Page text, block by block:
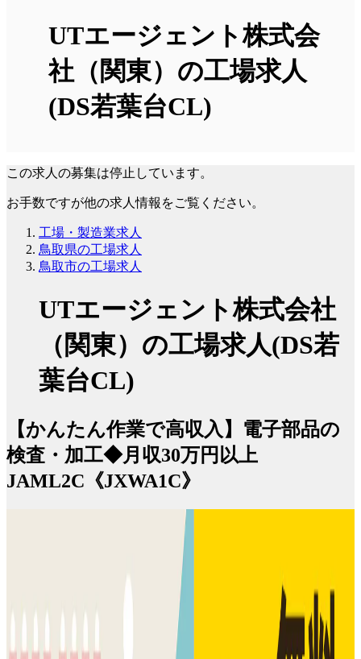
UTエージェント株式会
社（関東）の工場求人
(DS若葉台CL)
この求人の募集は停止しています。
お手数ですが他の求人情報をご覧ください。
工場・製造業求人
鳥取県の工場求人
鳥取市の工場求人
UTエージェント株式会社
（関東）の工場求人(DS若
葉台CL)
【かんたん作業で高収入】電子部品の
検査・加工◆月収30万円以上
JAML2C《JXWA1C》